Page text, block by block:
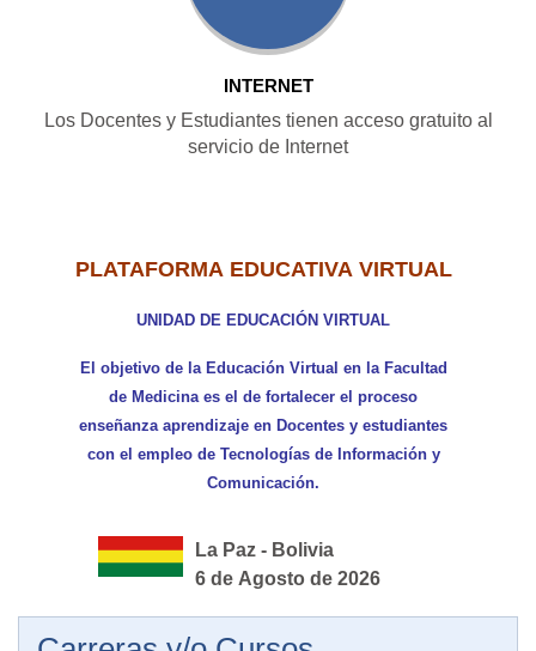
INTERNET
Los Docentes y Estudiantes tienen acceso gratuito al
servicio de Internet
PLATAFORMA EDUCATIVA VIRTUAL
UNIDAD DE EDUCACIÓN VIRTUAL
El objetivo de la Educación Virtual en la Facultad
de Medicina es el de fortalecer el proceso
enseñanza aprendizaje en Docentes y estudiantes
con el empleo de Tecnologías de Información y
Comunicación.
La Paz - Bolivia
6 de Agosto de 2026